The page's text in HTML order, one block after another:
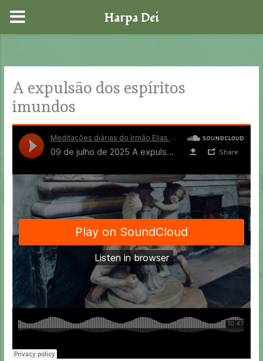
content
A expulsão dos espíritos
imundos
Harpa Dei